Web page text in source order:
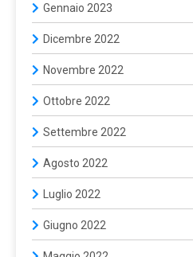
Gennaio 2023
Dicembre 2022
Novembre 2022
Ottobre 2022
Settembre 2022
Agosto 2022
Luglio 2022
Giugno 2022